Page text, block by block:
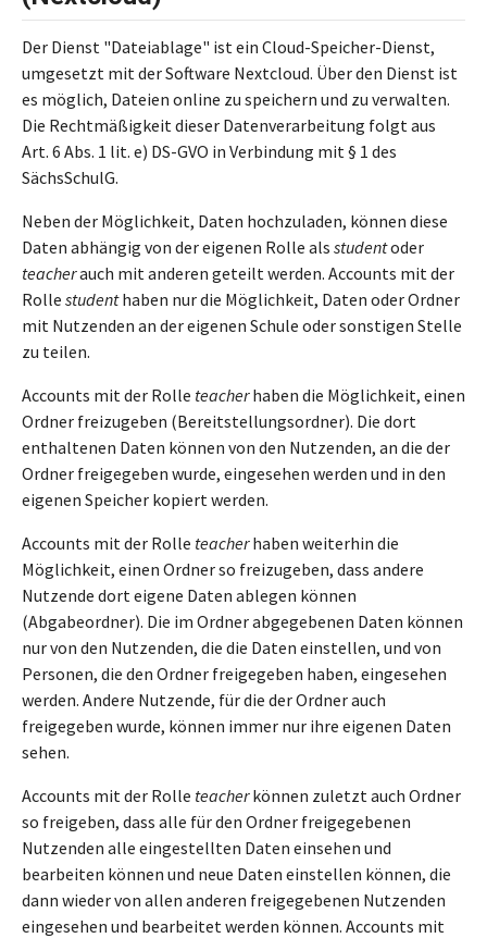
Der Dienst "Dateiablage" ist ein Cloud-Speicher-Dienst,
umgesetzt mit der Software Nextcloud. Über den Dienst ist
es möglich, Dateien online zu speichern und zu verwalten.
Die Rechtmäßigkeit dieser Datenverarbeitung folgt aus
Art. 6 Abs. 1 lit. e) DS-GVO in Verbindung mit § 1 des
SächsSchulG.
Neben der Möglichkeit, Daten hochzuladen, können diese
Daten abhängig von der eigenen Rolle als studentoder
teacherauch mit anderen geteilt werden. Accounts mit der
Rolle studenthaben nur die Möglichkeit, Daten oder Ordner
mit Nutzenden an der eigenen Schule oder sonstigen Stelle
zu teilen.
Accounts mit der Rolle teacherhaben die Möglichkeit, einen
Ordner freizugeben (Bereitstellungsordner). Die dort
enthaltenen Daten können von den Nutzenden, an die der
Ordner freigegeben wurde, eingesehen werden und in den
eigenen Speicher kopiert werden.
Accounts mit der Rolle teacherhaben weiterhin die
Möglichkeit, einen Ordner so freizugeben, dass andere
Nutzende dort eigene Daten ablegen können
(Abgabeordner). Die im Ordner abgegebenen Daten können
nur von den Nutzenden, die die Daten einstellen, und von
Personen, die den Ordner freigegeben haben, eingesehen
werden. Andere Nutzende, für die der Ordner auch
freigegeben wurde, können immer nur ihre eigenen Daten
sehen.
Accounts mit der Rolle teacherkönnen zuletzt auch Ordner
so freigeben, dass alle für den Ordner freigegebenen
Nutzenden alle eingestellten Daten einsehen und
bearbeiten können und neue Daten einstellen können, die
dann wieder von allen anderen freigegebenen Nutzenden
eingesehen und bearbeitet werden können. Accounts mit